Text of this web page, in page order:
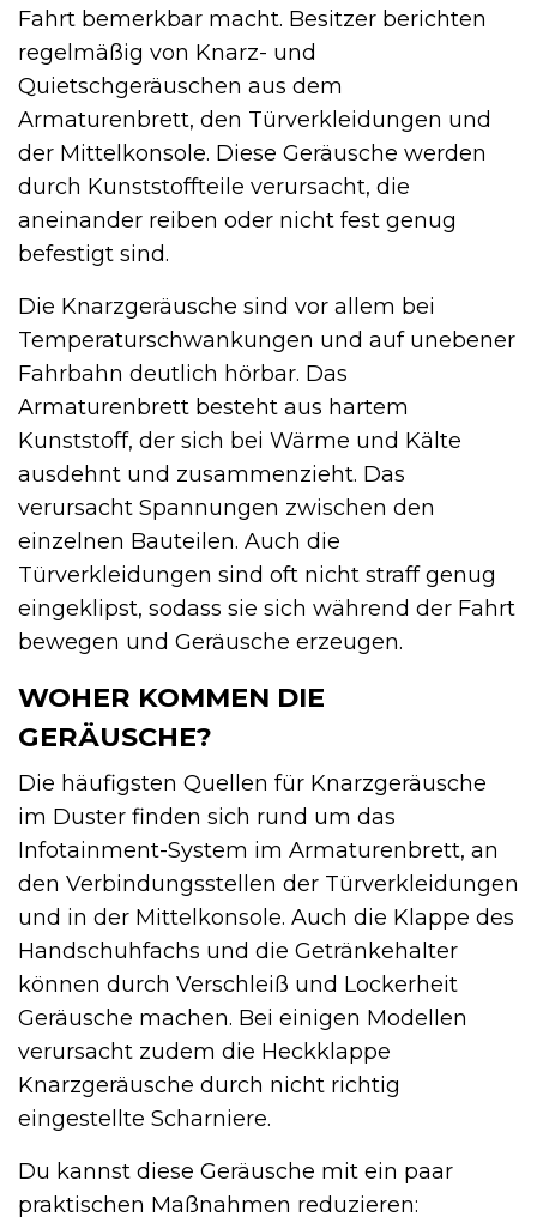
Fahrt bemerkbar macht. Besitzer berichten
regelmäßig von Knarz- und
Quietschgeräuschen aus dem
Armaturenbrett, den Türverkleidungen und
der Mittelkonsole. Diese Geräusche werden
durch Kunststoffteile verursacht, die
aneinander reiben oder nicht fest genug
befestigt sind.
Die Knarzgeräusche sind vor allem bei
Temperaturschwankungen und auf unebener
Fahrbahn deutlich hörbar. Das
Armaturenbrett besteht aus hartem
Kunststoff, der sich bei Wärme und Kälte
ausdehnt und zusammenzieht. Das
verursacht Spannungen zwischen den
einzelnen Bauteilen. Auch die
Türverkleidungen sind oft nicht straff genug
eingeklipst, sodass sie sich während der Fahrt
bewegen und Geräusche erzeugen.
WOHER KOMMEN DIE
GERÄUSCHE?
Die häufigsten Quellen für Knarzgeräusche
im Duster finden sich rund um das
Infotainment-System im Armaturenbrett, an
den Verbindungsstellen der Türverkleidungen
und in der Mittelkonsole. Auch die Klappe des
Handschuhfachs und die Getränkehalter
können durch Verschleiß und Lockerheit
Geräusche machen. Bei einigen Modellen
verursacht zudem die Heckklappe
Knarzgeräusche durch nicht richtig
eingestellte Scharniere.
Du kannst diese Geräusche mit ein paar
praktischen Maßnahmen reduzieren: